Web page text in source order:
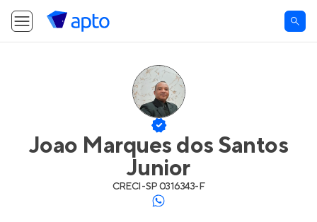
Joao Marques dos Santos
Junior
CRECI-SP 0316343-F